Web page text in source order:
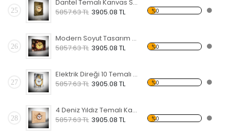
25
Dantel Temalı Kanvas Saat
5857.63 TL 3905.08 TL %0
26
Modern Soyut Tasarım 16 Temalı Kanvas Saat
5857.63 TL 3905.08 TL %0
27
Elektrik Direği 10 Temalı Kanvas Saat
5857.63 TL 3905.08 TL %0
28
4 Deniz Yıldız Temalı Kanvas Saat
5857.63 TL 3905.08 TL %0